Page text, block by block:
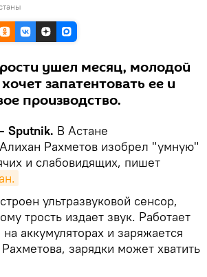
ушел месяц, молодой
запатентовать ее и
производство.
Sputnik. В Астане
Рахметов изобрел "умную"
и слабовидящих, пишет
ультразвуковой сенсор,
трость издает звук. Работает
аккумуляторах и заряжается
зарядки может хватить